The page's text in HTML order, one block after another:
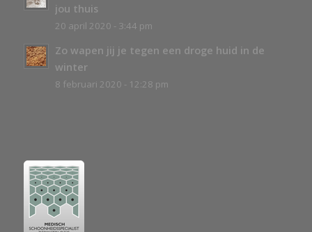
jou thuis
20 april 2020 - 3:44 pm
Zo wapen jij je tegen een droge huid in de
winter
8 februari 2020 - 12:28 pm